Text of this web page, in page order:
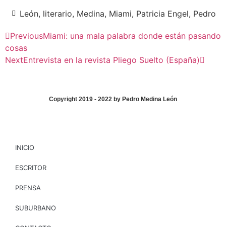
León, literario, Medina, Miami, Patricia Engel, Pedro
PreviousMiami: una mala palabra donde están pasando
cosas
NextEntrevista en la revista Pliego Suelto (España)
Copyright 2019 - 2022 by Pedro Medina León
INICIO
ESCRITOR
PRENSA
SUBURBANO